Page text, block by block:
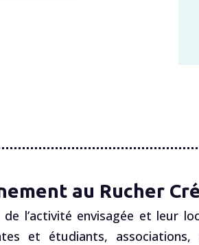
au Rucher
l’activité envisagée et leur
et étudiants, associations,